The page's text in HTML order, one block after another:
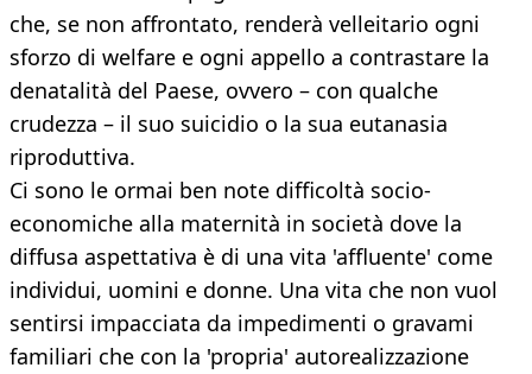
che, se non affrontato, renderà velleitario ogni
sforzo di welfare e ogni appello a contrastare la
denatalità del Paese, ovvero – con qualche
crudezza – il suo suicidio o la sua eutanasia
riproduttiva.
Ci sono le ormai ben note difficoltà socio-
economiche alla maternità in società dove la
diffusa aspettativa è di una vita 'affluente' come
individui, uomini e donne. Una vita che non vuol
sentirsi impacciata da impedimenti o gravami
familiari che con la 'propria' autorealizzazione